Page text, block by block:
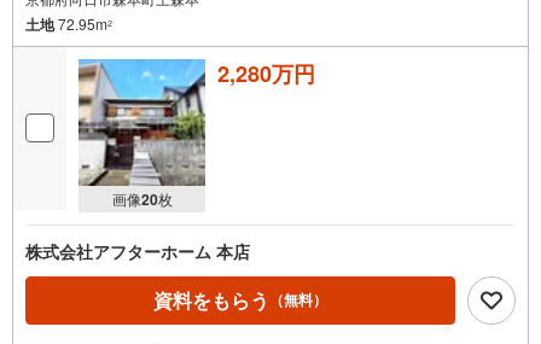
土地72.95m2
画像20枚
2,280万円
株式会社アフターホーム 本店
資料をもらう （無料）